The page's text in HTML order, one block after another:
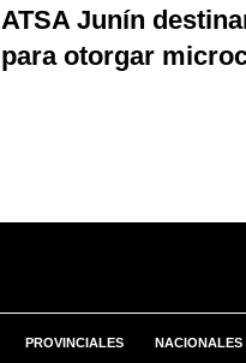
ATSA Junín
para otorgar
PROVINCIALES NACIONALES